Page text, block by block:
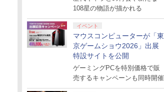
108星の物語が描かれる
イベント
マウスコンピューターが「東
京ゲームショウ2026」出展
特設サイトを公開
ゲーミングPCを特別価格で販
売するキャンペーンも同時開催